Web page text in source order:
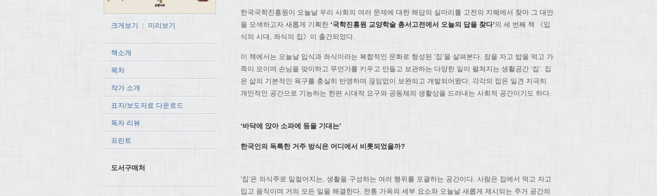
크게보기 | 미리보기
책소개
목차
작가 소개
표지/보도자료 다운로드
독자 리뷰
프린트
도서구매처
한국국학진흥원이 오늘날 우리 사회의 여러 문제에 대한 해답의 실마리를 고전의 지혜에서 찾아 그 대안
을 모색하고자 새롭게 기획한 ‘국학진흥원 교양학술 총서고전에서 오늘의 답을 찾다’의 세 번째 책 《입
식의 시대, 좌식의 집》이 출간되었다.
이 책에서는 오늘날 입식과 좌식이라는 복합적인 문화로 형성된 ‘집’을 살펴본다. 잠을 자고 밥을 먹고 가
족이 모이며 손님을 맞이하고 무언가를 키우고 만들고 보관하는 다양한 일이 펼쳐지는 생활공간 ‘집’. 집
은 삶의 기본적인 욕구를 충실히 반영하며 끊임없이 보완되고 개발되어왔다. 각각의 집은 일견 지극히
개인적인 공간으로 기능하는 한편 시대적 요구와 공동체의 생활상을 드러내는 사회적 공간이기도 하다.
‘바닥에 앉아 소파에 등을 기대는’
한국인의 독특한 거주 방식은 어디에서 비롯되었을까?
‘집’은 의식주로 일컬어지는, 생활을 구성하는 여러 행위를 포괄하는 공간이다. 사람은 집에서 먹고 자고
입고 움직이며 거의 모든 일을 해결한다. 전통 가옥의 세부 요소와 오늘날 새롭게 제시되는 주거 공간의